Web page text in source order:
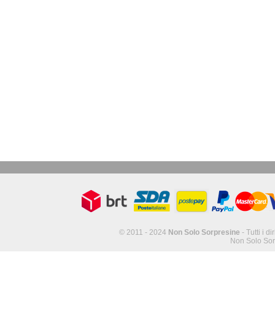
© 2011 - 2024 Non Solo Sorpresine - Tutti i
Non Solo